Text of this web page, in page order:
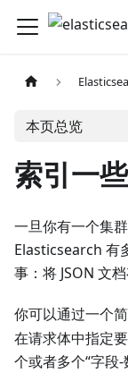
本页总览
索引一
一旦你有一个集
Elasticsearch 有
事：将 JSON 文
你可以通过一个
在请求体中指定
个或者多个“字段-